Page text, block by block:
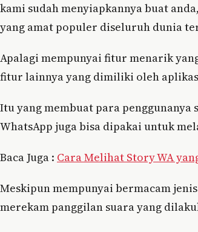
kami sudah menyiapkannya buat
yang amat populer diseluruh dunia
Apalagi mempunyai fitur menarik
fitur lainnya yang dimiliki oleh
Itu yang membuat para
WhatsApp juga bisa dipakai untuk
Baca Juga : Cara Melihat Story WA
Meskipun mempunyai bermacam
merekam panggilan suara yang